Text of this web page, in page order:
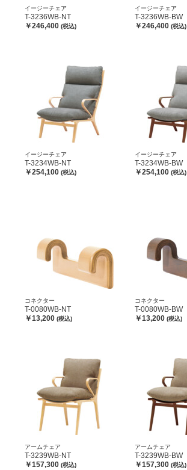
イージーチェア
T-3236WB-NT
￥246,400 (税込)
イージーチェア
T-3236WB-BW
￥246,400 (税込)
イージーチェア
T-3234WB-NT
￥254,100 (税込)
イージーチェア
T-3234WB-BW
￥254,100 (税込)
コネクター
T-0080WB-NT
￥13,200 (税込)
コネクター
T-0080WB-BW
￥13,200 (税込)
アームチェア
T-3239WB-NT
￥157,300 (税込)
アームチェア
T-3239WB-BW
￥157,300 (税込)